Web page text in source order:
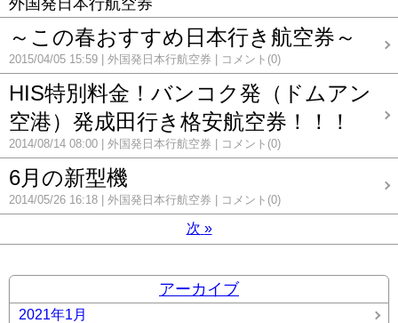
外国発日本行航空券
～この春おすすめ日本行き航空券～
2015/04/05 15:59 外国発日本行航空券 コメント(0)
HIS特別料金！バンコク発（ドムアン
空港）発成田行き格安航空券！！！
2014/08/14 08:00 外国発日本行航空券 コメント(0)
6月の新型機
2014/05/26 16:18 外国発日本行航空券 コメント(0)
次 »
アーカイブ
2021年1月